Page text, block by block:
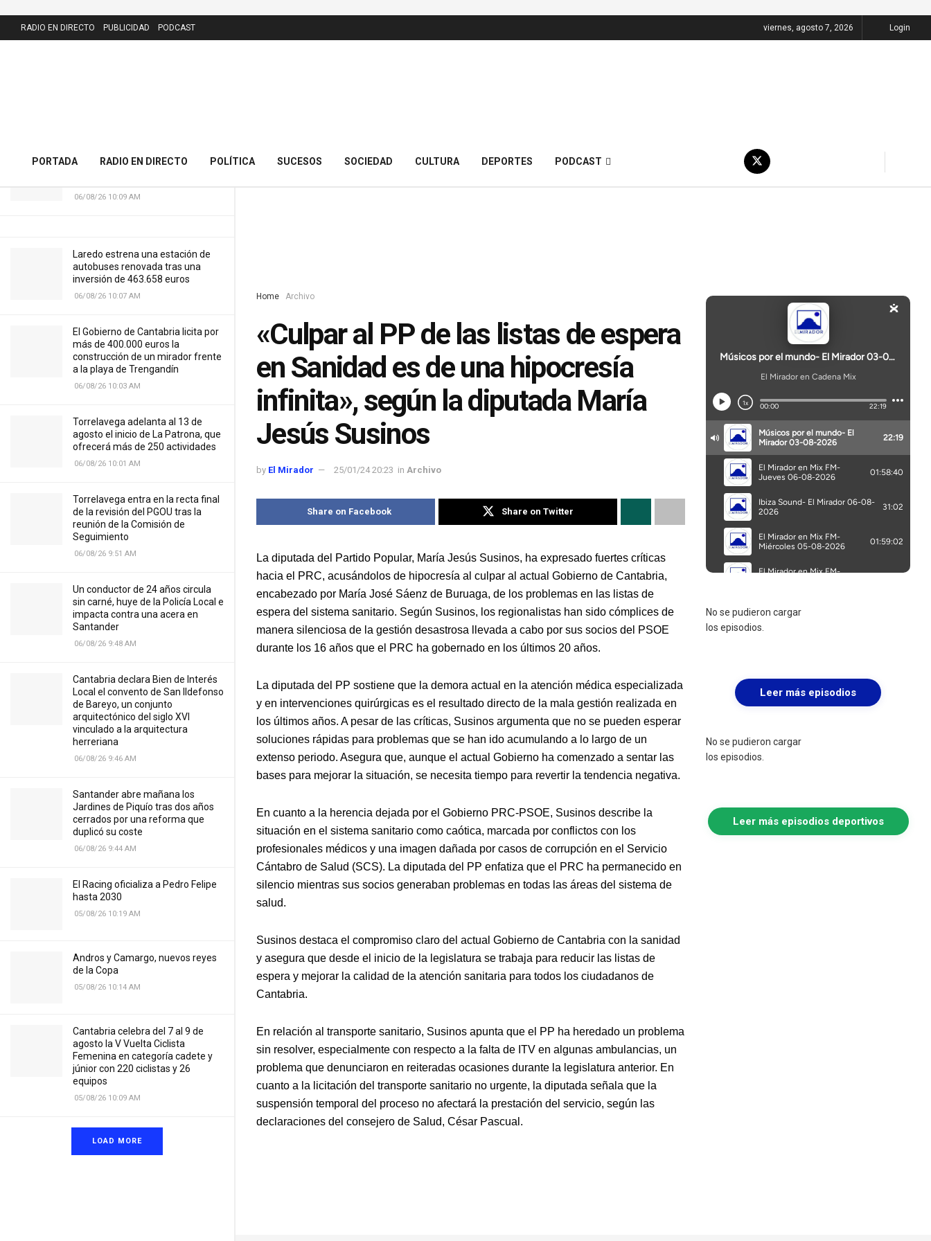
25/01/24 8:23 PM
Cantabria licitará por 7,13 millones
el nuevo puente del Cristo de
06/08/26 10:09 AM
Laredo estrena una estación de
autobuses renovada tras una
inversión de 463.658 euros
06/08/26 10:07 AM
El Gobierno de Cantabria licita por
más de 400.000 euros la
construcción de un mirador frente
a la playa de Trengandín
06/08/26 10:03 AM
Torrelavega adelanta al 13 de
agosto el inicio de La Patrona, que
ofrecerá más de 250 actividades
06/08/26 10:01 AM
Torrelavega entra en la recta final
de la revisión del PGOU tras la
reunión de la Comisión de
Seguimiento
06/08/26 9:51 AM
Un conductor de 24 años circula
sin carné, huye de la Policía Local e
impacta contra una acera en
Santander
06/08/26 9:48 AM
Cantabria declara Bien de Interés
Local el convento de San Ildefonso
de Bareyo, un conjunto
arquitectónico del siglo XVI
vinculado a la arquitectura
herreriana
06/08/26 9:46 AM
Santander abre mañana los
Jardines de Piquío tras dos años
cerrados por una reforma que
duplicó su coste
06/08/26 9:44 AM
El Racing oficializa a Pedro Felipe
hasta 2030
05/08/26 10:19 AM
Andros y Camargo, nuevos reyes
de la Copa
05/08/26 10:14 AM
Cantabria celebra del 7 al 9 de
agosto la V Vuelta Ciclista
Femenina en categoría cadete y
júnior con 220 ciclistas y 26
equipos
05/08/26 10:09 AM
LOAD MORE
RADIO EN DIRECTO PUBLICIDAD PODCAST viernes, agosto 7, 2026 Login
PORTADA RADIO EN DIRECTO POLÍTICA SUCESOS SOCIEDAD CULTURA DEPORTES PODCAST
Home Archivo
«Culpar al PP de las listas de espera
en Sanidad es de una hipocresía
infinita», según la diputada María
Jesús Susinos
by El Mirador 25/01/24 20:23 in Archivo
Share on Facebook Share on Twitter
La diputada del Partido Popular, María Jesús Susinos, ha expresado fuertes críticas
hacia el PRC, acusándolos de hipocresía al culpar al actual Gobierno de Cantabria,
encabezado por María José Sáenz de Buruaga, de los problemas en las listas de
espera del sistema sanitario. Según Susinos, los regionalistas han sido cómplices de
manera silenciosa de la gestión desastrosa llevada a cabo por sus socios del PSOE
durante los 16 años que el PRC ha gobernado en los últimos 20 años.
La diputada del PP sostiene que la demora actual en la atención médica especializada
y en intervenciones quirúrgicas es el resultado directo de la mala gestión realizada en
los últimos años. A pesar de las críticas, Susinos argumenta que no se pueden esperar
soluciones rápidas para problemas que se han ido acumulando a lo largo de un
extenso periodo. Asegura que, aunque el actual Gobierno ha comenzado a sentar las
bases para mejorar la situación, se necesita tiempo para revertir la tendencia negativa.
En cuanto a la herencia dejada por el Gobierno PRC-PSOE, Susinos describe la
situación en el sistema sanitario como caótica, marcada por conflictos con los
profesionales médicos y una imagen dañada por casos de corrupción en el Servicio
Cántabro de Salud (SCS). La diputada del PP enfatiza que el PRC ha permanecido en
silencio mientras sus socios generaban problemas en todas las áreas del sistema de
salud.
Susinos destaca el compromiso claro del actual Gobierno de Cantabria con la sanidad
y asegura que desde el inicio de la legislatura se trabaja para reducir las listas de
espera y mejorar la calidad de la atención sanitaria para todos los ciudadanos de
Cantabria.
En relación al transporte sanitario, Susinos apunta que el PP ha heredado un problema
sin resolver, especialmente con respecto a la falta de ITV en algunas ambulancias, un
problema que denunciaron en reiteradas ocasiones durante la legislatura anterior. En
cuanto a la licitación del transporte sanitario no urgente, la diputada señala que la
suspensión temporal del proceso no afectará la prestación del servicio, según las
declaraciones del consejero de Salud, César Pascual.
No se pudieron cargar
los episodios.
Leer más episodios
No se pudieron cargar
los episodios.
Leer más episodios deportivos